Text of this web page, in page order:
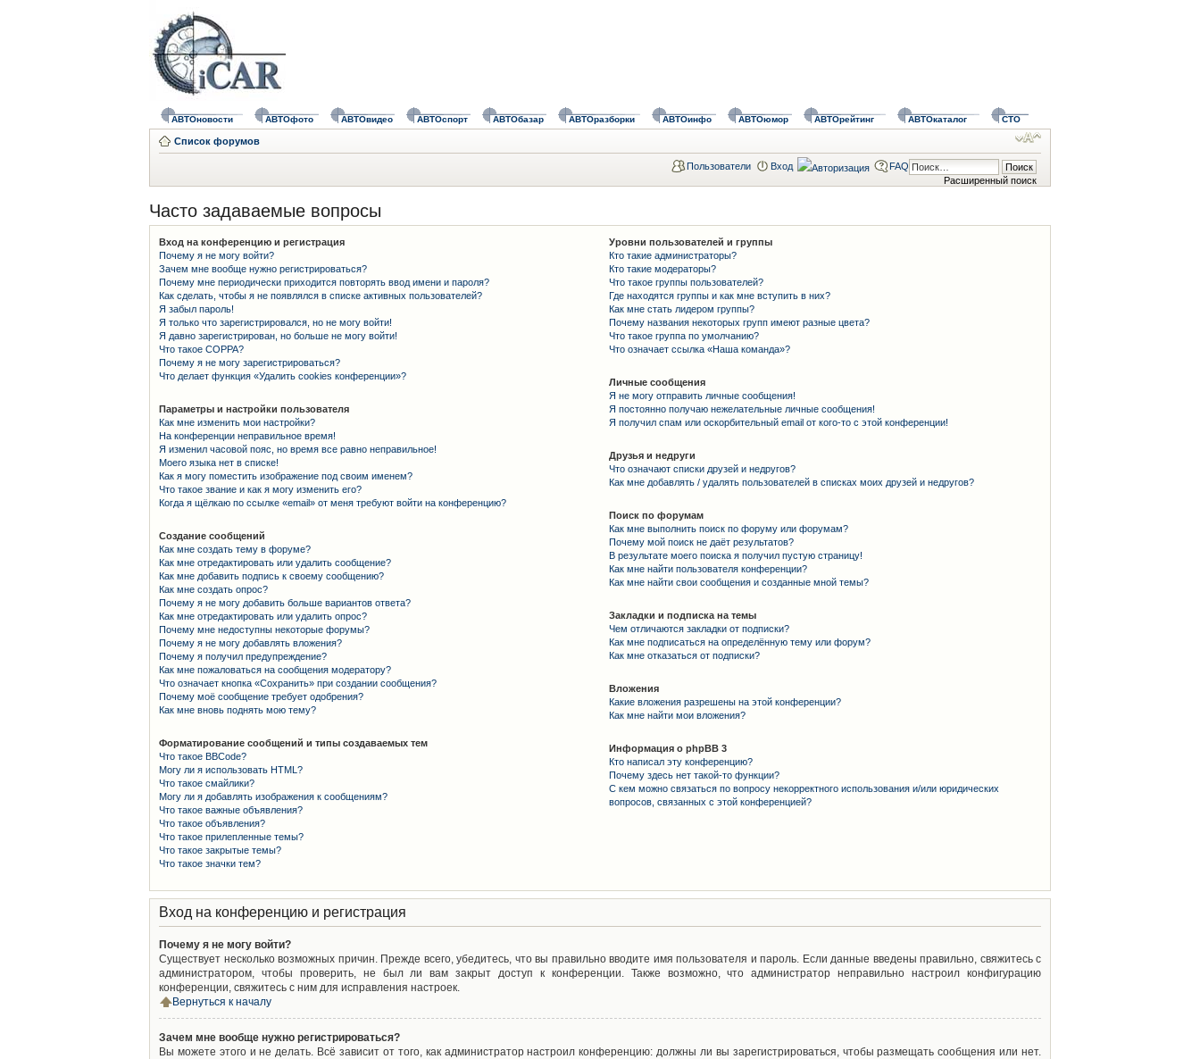
АВТОновости АВТОфото АВТОвидео АВТОспорт АВТОбазар АВТОразборки АВТОинфо АВТОюмор АВТОрейтинг АВТОкаталог СТО
Список форумов
Расширенный поиск
Пользователи Вход FAQ
Часто задаваемые вопросы
Вход на конференцию и регистрация
Почему я не могу войти?
Зачем мне вообще нужно регистрироваться?
Почему мне периодически приходится повторять ввод имени и пароля?
Как сделать, чтобы я не появлялся в списке активных пользователей?
Я забыл пароль!
Я только что зарегистрировался, но не могу войти!
Я давно зарегистрирован, но больше не могу войти!
Что такое COPPA?
Почему я не могу зарегистрироваться?
Что делает функция «Удалить cookies конференции»?
Параметры и настройки пользователя
Как мне изменить мои настройки?
На конференции неправильное время!
Я изменил часовой пояс, но время все равно неправильное!
Моего языка нет в списке!
Как я могу поместить изображение под своим именем?
Что такое звание и как я могу изменить его?
Когда я щёлкаю по ссылке «email» от меня требуют войти на конференцию?
Создание сообщений
Как мне создать тему в форуме?
Как мне отредактировать или удалить сообщение?
Как мне добавить подпись к своему сообщению?
Как мне создать опрос?
Почему я не могу добавить больше вариантов ответа?
Как мне отредактировать или удалить опрос?
Почему мне недоступны некоторые форумы?
Почему я не могу добавлять вложения?
Почему я получил предупреждение?
Как мне пожаловаться на сообщения модератору?
Что означает кнопка «Сохранить» при создании сообщения?
Почему моё сообщение требует одобрения?
Как мне вновь поднять мою тему?
Форматирование сообщений и типы создаваемых тем
Что такое BBCode?
Могу ли я использовать HTML?
Что такое смайлики?
Могу ли я добавлять изображения к сообщениям?
Что такое важные объявления?
Что такое объявления?
Что такое прилепленные темы?
Что такое закрытые темы?
Что такое значки тем?
Уровни пользователей и группы
Кто такие администраторы?
Кто такие модераторы?
Что такое группы пользователей?
Где находятся группы и как мне вступить в них?
Как мне стать лидером группы?
Почему названия некоторых групп имеют разные цвета?
Что такое группа по умолчанию?
Что означает ссылка «Наша команда»?
Личные сообщения
Я не могу отправить личные сообщения!
Я постоянно получаю нежелательные личные сообщения!
Я получил спам или оскорбительный email от кого-то с этой конференции!
Друзья и недруги
Что означают списки друзей и недругов?
Как мне добавлять / удалять пользователей в списках моих друзей и недругов?
Поиск по форумам
Как мне выполнить поиск по форуму или форумам?
Почему мой поиск не даёт результатов?
В результате моего поиска я получил пустую страницу!
Как мне найти пользователя конференции?
Как мне найти свои сообщения и созданные мной темы?
Закладки и подписка на темы
Чем отличаются закладки от подписки?
Как мне подписаться на определённую тему или форум?
Как мне отказаться от подписки?
Вложения
Какие вложения разрешены на этой конференции?
Как мне найти мои вложения?
Информация о phpBB 3
Кто написал эту конференцию?
Почему здесь нет такой-то функции?
С кем можно связаться по вопросу некорректного использования и/или юридических
вопросов, связанных с этой конференцией?
Вход на конференцию и регистрация
Почему я не могу войти?
Существует несколько возможных причин. Прежде всего, убедитесь, что вы правильно вводите имя пользователя и пароль. Если данные введены правильно, свяжитесь с
администратором, чтобы проверить, не был ли вам закрыт доступ к конференции. Также возможно, что администратор неправильно настроил конфигурацию
конференции, свяжитесь с ним для исправления настроек.
Вернуться к началу
Зачем мне вообще нужно регистрироваться?
Вы можете этого и не делать. Всё зависит от того, как администратор настроил конференцию: должны ли вы зарегистрироваться, чтобы размещать сообщения или нет.